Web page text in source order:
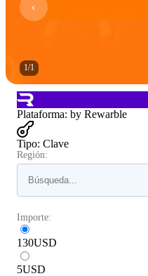
1/1
Plataforma: by Rewarble
Tipo: Clave
Región:
Importe:
130USD
5USD